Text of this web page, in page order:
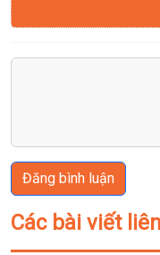
Đăng bình luận
Các bài viết